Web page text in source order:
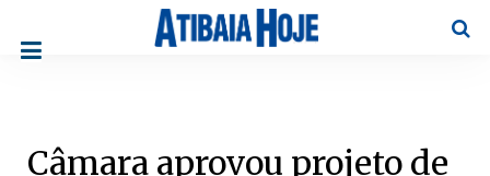
Câmara aprovou projeto de